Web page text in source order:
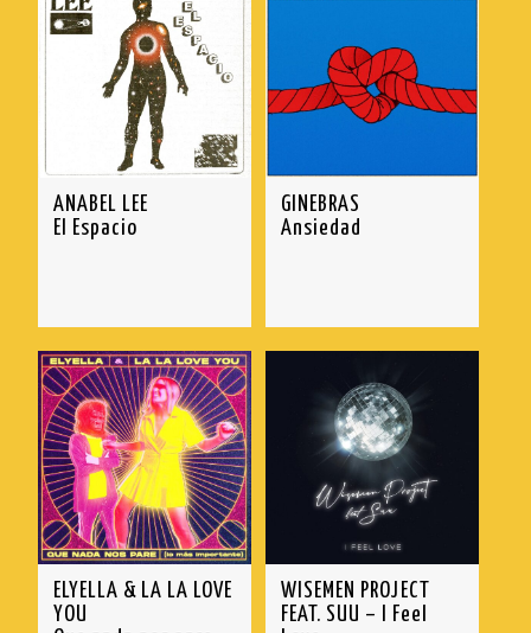
ANABEL LEE
El Espacio
GINEBRAS
Ansiedad
ELYELLA & LA LA LOVE
YOU
WISEMEN PROJECT
FEAT. SUU – I Feel